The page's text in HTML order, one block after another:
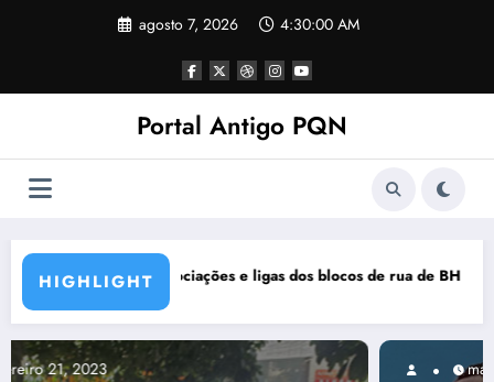
agosto 7, 2026 4:30:01 AM
Portal Antigo PQN
HIGHLIGHT
rua de BH se manifestam em nota de repúdioRocknights lança a primeira
março 5, 2021